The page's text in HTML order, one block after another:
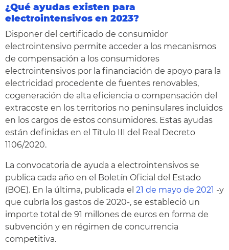
¿Qué ayudas existen para
electrointensivos en 2023?
Disponer del certificado de consumidor
electrointensivo permite acceder a los mecanismos
de compensación a los consumidores
electrointensivos por la financiación de apoyo para la
electricidad procedente de fuentes renovables,
cogeneración de alta eficiencia o compensación del
extracoste en los territorios no peninsulares incluidos
en los cargos de estos consumidores. Estas ayudas
están definidas en el Título III del Real Decreto
1106/2020.
La convocatoria de ayuda a electrointensivos se
publica cada año en el Boletín Oficial del Estado
(BOE). En la última, publicada el 21 de mayo de 2021 -y
que cubría los gastos de 2020-, se estableció un
importe total de 91 millones de euros en forma de
subvención y en régimen de concurrencia
competitiva.